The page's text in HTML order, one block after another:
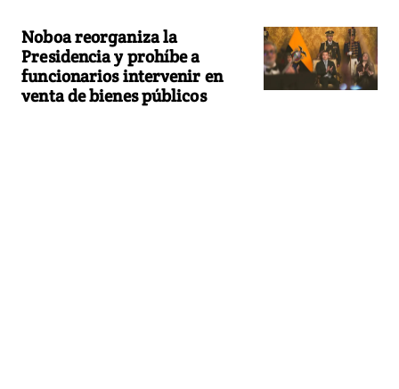
Noboa reorganiza la
Presidencia y prohíbe a
funcionarios intervenir en
venta de bienes públicos